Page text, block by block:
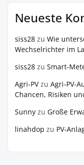
Neueste
siss28 zu Wie
Wechselrichter im
siss28 zu Smart-
Agri-PVzu Agri-PV-
Chancen, Risiken
Sunny zu Große
linahdop zu